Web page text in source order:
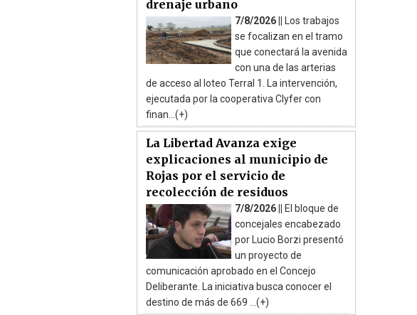
drenaje urbano
7/8/2026 ||
Los trabajos
se focalizan en el tramo
que conectará la avenida
con una de las arterias
de acceso al loteo Terral 1. La intervención,
ejecutada por la cooperativa Clyfer con
finan...(+)
La Libertad Avanza exige
explicaciones al municipio de
Rojas por el servicio de
recolección de residuos
7/8/2026 ||
El bloque de
concejales encabezado
por Lucio Borzi presentó
un proyecto de
comunicación aprobado en el Concejo
Deliberante. La iniciativa busca conocer el
destino de más de 669 ...(+)